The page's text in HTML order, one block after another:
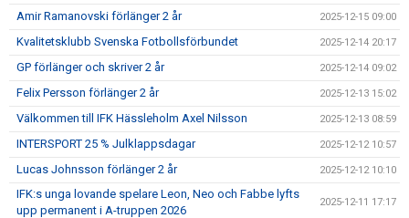
Amir Ramanovski förlänger 2 år 2025-12-15 09:00
Kvalitetsklubb Svenska Fotbollsförbundet 2025-12-14 20:17
GP förlänger och skriver 2 år 2025-12-14 09:02
Felix Persson förlänger 2 år 2025-12-13 15:02
Välkommen till IFK Hässleholm Axel Nilsson 2025-12-13 08:59
INTERSPORT 25 % Julklappsdagar 2025-12-12 10:57
Lucas Johnsson förlänger 2 år 2025-12-12 10:10
IFK:s unga lovande spelare Leon, Neo och Fabbe lyfts
upp permanent i A-truppen 2026
2025-12-11 17:17